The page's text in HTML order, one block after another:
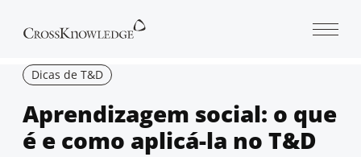
Dicas de T&D
Aprendizagem social: o que
é e como aplicá-la no T&D